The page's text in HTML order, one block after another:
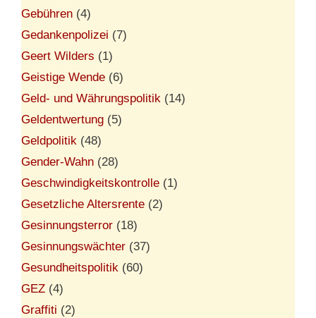
Gebühren (4)
Gedankenpolizei (7)
Geert Wilders (1)
Geistige Wende (6)
Geld- und Währungspolitik (14)
Geldentwertung (5)
Geldpolitik (48)
Gender-Wahn (28)
Geschwindigkeitskontrolle (1)
Gesetzliche Altersrente (2)
Gesinnungsterror (18)
Gesinnungswächter (37)
Gesundheitspolitik (60)
GEZ (4)
Graffiti (2)